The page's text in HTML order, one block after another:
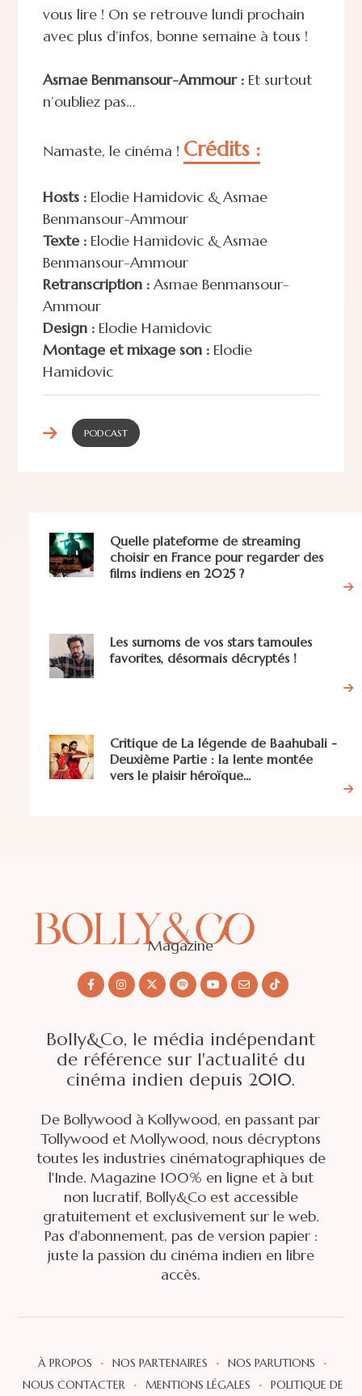
vous lire ! On se retrouve lundi prochain
avec plus d’infos, bonne semaine à tous !
Asmae Benmansour-Ammour :Et surtout
n’oubliez pas…
Namaste, le cinéma ! Crédits :
Hosts :Elodie Hamidovic & Asmae
Benmansour-Ammour
Texte :Elodie Hamidovic & Asmae
Benmansour-Ammour
Retranscription :Asmae Benmansour-
Ammour
Design :Elodie Hamidovic
Montage et mixage son :Elodie
Hamidovic
PODCAST
Quelle plateforme de streaming
choisir en France pour regarder des
films indiens en 2025 ?
Les surnoms de vos stars tamoules
favorites, désormais décryptés !
Critique de La légende de Baahubali -
Deuxième Partie : la lente montée
vers le plaisir héroïque...
Magazine
Bolly&Co, le média indépendant
de référence sur l'actualité du
cinéma indien depuis 2010.
De Bollywood à Kollywood, en passant par
Tollywood et Mollywood, nous décryptons
toutes les industries cinématographiques de
l'Inde. Magazine 100% en ligne et à but
non lucratif, Bolly&Co est accessible
gratuitement et exclusivement sur le web.
Pas d'abonnement, pas de version papier :
juste la passion du cinéma indien en libre
accès.
À PROPOS · NOS PARTENAIRES · NOS PARUTIONS ·
NOUS CONTACTER · MENTIONS LÉGALES ·
POLITIQUE DE